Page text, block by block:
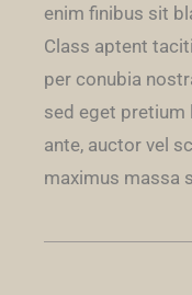
enim finibus sit
Class aptent
per conubia
sed eget pretium
ante, auctor vel
maximus massa